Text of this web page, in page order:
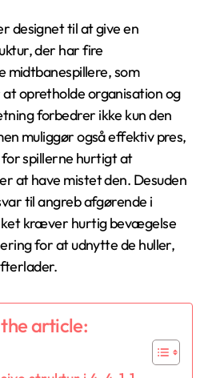
designet til at give en
der har fire
midtbanespillere, som
opretholde organisation og
forbedrer ikke kun den
muliggør også effektiv pres,
spillerne hurtigt at
at have mistet den. Desuden
til angreb afgørende i
kræver hurtig bevægelse
for at udnytte de huller,
article: